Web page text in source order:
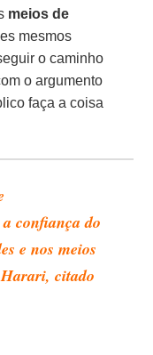
meios de
mesmos
o caminho
o argumento
faça a coisa
confiança do
e nos meios
citado